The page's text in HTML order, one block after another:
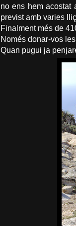
no ens hem acostat
previst amb varies
Finalment més de
Només donar-vos
Quan pugui ja